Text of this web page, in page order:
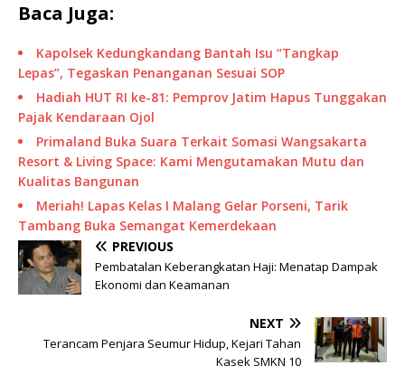
Baca Juga:
Kapolsek Kedungkandang Bantah Isu “Tangkap
Lepas”, Tegaskan Penanganan Sesuai SOP
Hadiah HUT RI ke-81: Pemprov Jatim Hapus Tunggakan
Pajak Kendaraan Ojol
Primaland Buka Suara Terkait Somasi Wangsakarta
Resort & Living Space: Kami Mengutamakan Mutu dan
Kualitas Bangunan
Meriah! Lapas Kelas I Malang Gelar Porseni, Tarik
Tambang Buka Semangat Kemerdekaan
PREVIOUS
Pembatalan Keberangkatan Haji: Menatap Dampak
Ekonomi dan Keamanan
NEXT
Terancam Penjara Seumur Hidup, Kejari Tahan
Kasek SMKN 10